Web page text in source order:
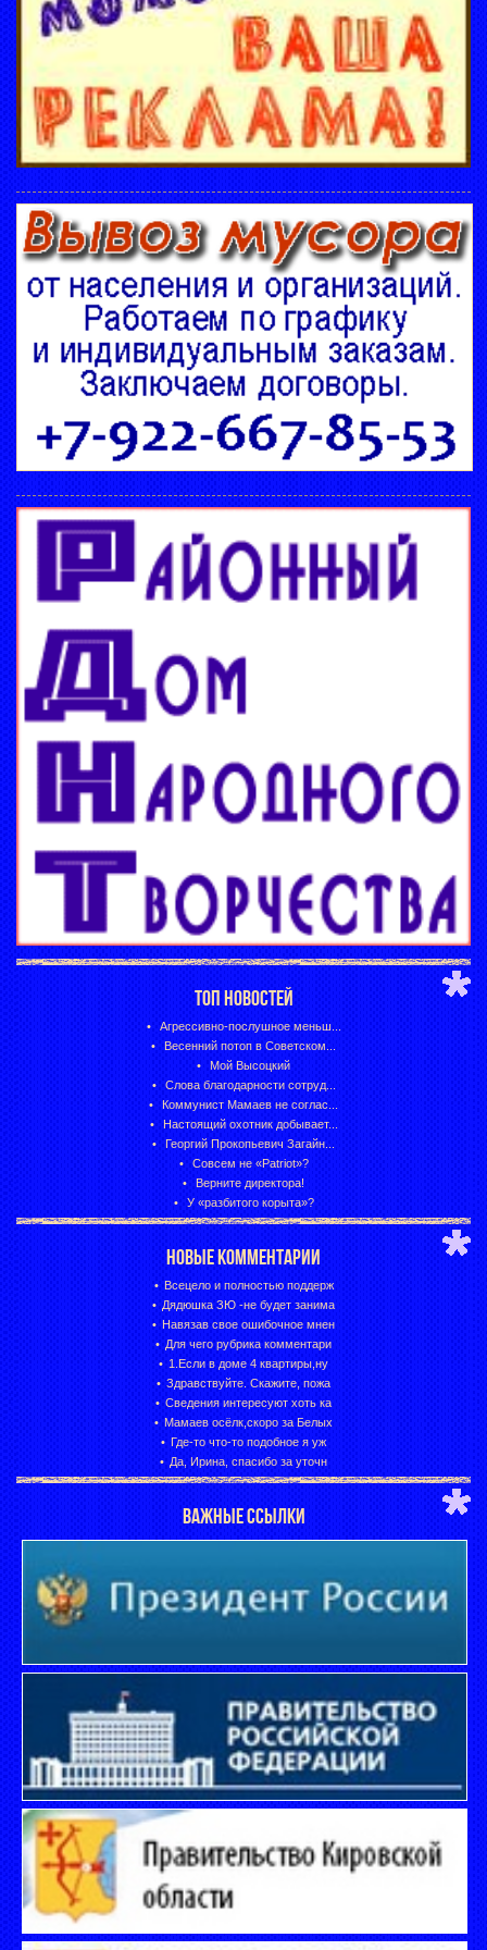
ТОП НОВОСТЕЙ
Агрессивно-послушное меньш...
Весенний потоп в Советском...
Мой Высоцкий
Слова благодарности сотруд...
Коммунист Мамаев не соглас...
Настоящий охотник добывает...
Георгий Прокопьевич Загайн...
Совсем не «Patriot»?
Верните директора!
У «разбитого корыта»?
НОВЫЕ КОММЕНТАРИИ
Всецело и полностью поддерж
Дядюшка ЗЮ -не будет занима
Навязав свое ошибочное мнен
Для чего рубрика комментари
1.Если в доме 4 квартиры,ну
Здравствуйте. Скажите, пожа
Сведения интересуют хоть ка
Мамаев осёлк,скоро за Белых
Где-то что-то подобное я уж
Да, Ирина, спасибо за уточн
ВАЖНЫЕ ССЫЛКИ